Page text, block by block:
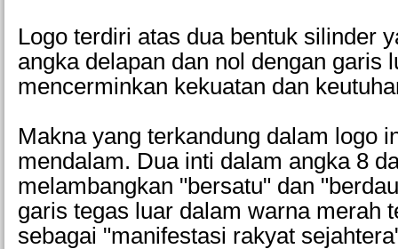
Logo terdiri atas dua bentuk silinder
angka delapan dan nol dengan garis
mencerminkan kekuatan dan
Makna yang terkandung dalam logo
mendalam. Dua inti dalam angka 8
melambangkan "bersatu" dan
garis tegas luar dalam warna merah
sebagai "manifestasi rakyat